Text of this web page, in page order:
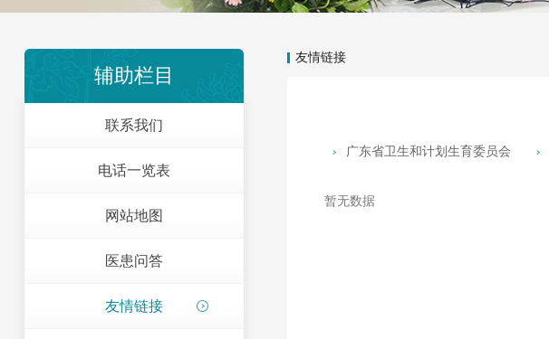
辅助栏目
联系我们
电话一览表
网站地图
医患问答
友情链接
友情链接
广东省卫生和计划生育委员会
暂无数据